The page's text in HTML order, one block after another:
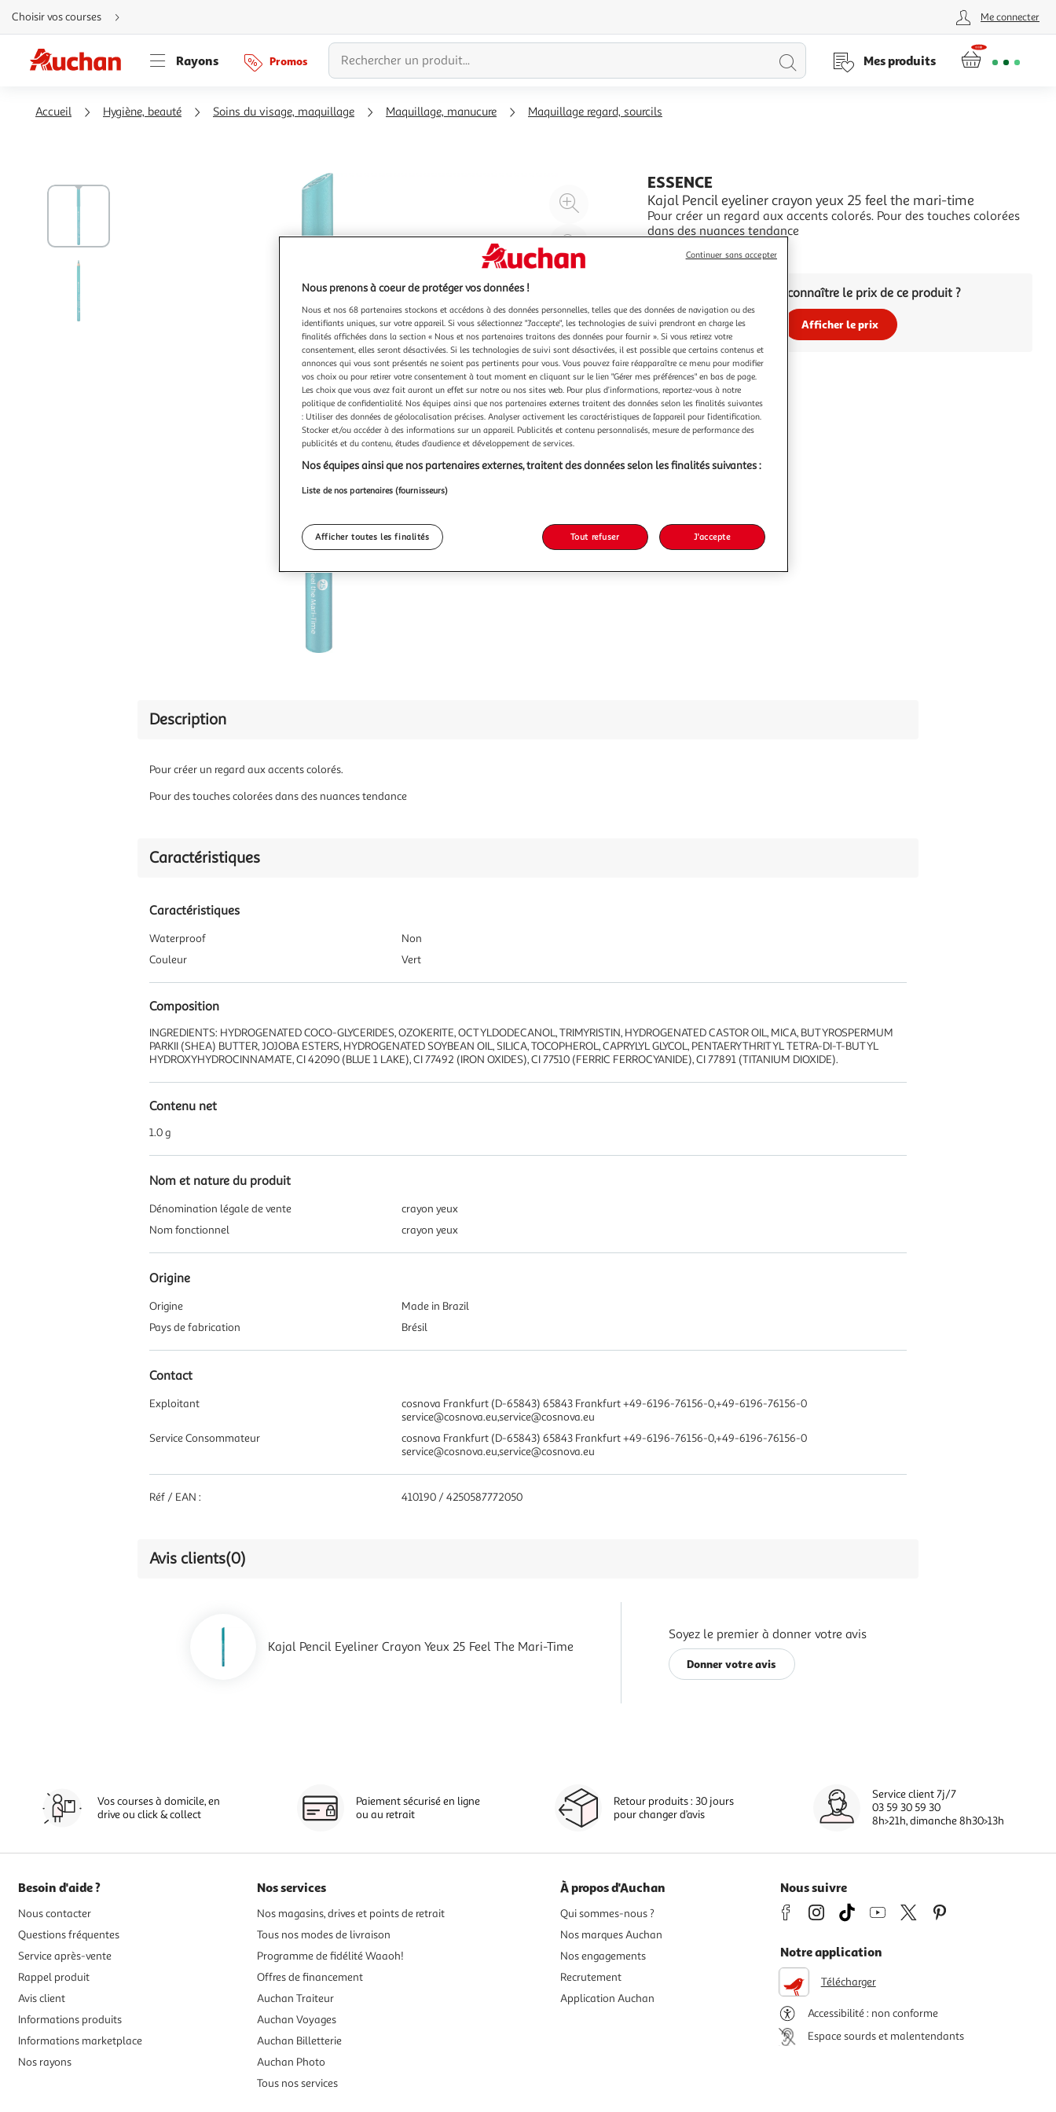
Aller
directement
au
Aller
directement
à
Aller
directement
Choisir vos courses Me connecter
Rayons Promos
Lancer
Mes produits
Accueil Hygiène, beauté Soins du visage, maquillage Maquillage, manucure Maquillage regard, sourcils
Agrandir
l'illustration
à
200%
Réduire
l'illustration
100
%
le
produit
ESSENCE
Kajal Pencil eyeliner crayon yeux 25 feel the mari-time
Pour créer un regard aux accents colorés. Pour des touches colorées
dans des nuances tendance
Vous voulez connaître le prix de ce produit ?
Afficher le prix
Description
Pour créer un regard aux accents colorés.
Pour des touches colorées dans des nuances tendance
Caractéristiques
Caractéristiques
Waterproof
Non
Couleur
Vert
Composition
INGREDIENTS: HYDROGENATED COCO-GLYCERIDES, OZOKERITE, OCTYLDODECANOL, TRIMYRISTIN, HYDROGENATED CASTOR OIL, MICA, BUTYROSPERMUM
PARKII (SHEA) BUTTER, JOJOBA ESTERS, HYDROGENATED SOYBEAN OIL, SILICA, TOCOPHEROL, CAPRYLYL GLYCOL, PENTAERYTHRITYL TETRA-DI-T-BUTYL
HYDROXYHYDROCINNAMATE, CI 42090 (BLUE 1 LAKE), CI 77492 (IRON OXIDES), CI 77510 (FERRIC FERROCYANIDE), CI 77891 (TITANIUM DIOXIDE).
Contenu net
1.0 g
Nom et nature du produit
Dénomination légale de vente
crayon yeux
Nom fonctionnel
crayon yeux
Origine
Origine
Made in Brazil
Pays de fabrication
Brésil
Contact
Exploitant
cosnova Frankfurt (D-65843) 65843 Frankfurt +49-6196-76156-0,+49-6196-76156-0
service@cosnova.eu,service@cosnova.eu
Service Consommateur
cosnova Frankfurt (D-65843) 65843 Frankfurt +49-6196-76156-0,+49-6196-76156-0
service@cosnova.eu,service@cosnova.eu
Réf / EAN : 410190 / 4250587772050
Avis clients(0)
Kajal Pencil Eyeliner Crayon Yeux 25 Feel The Mari-Time
Soyez le premier à donner votre avis
Donner votre avis
Vos courses à domicile, en
drive ou click & collect
Paiement sécurisé en ligne
ou au retrait
Retour produits : 30 jours
pour changer d’avis
Service client 7j/7
03 59 30 59 30
8h>21h, dimanche 8h30>13h
Besoin d'aide ?
Nous contacter
Questions fréquentes
Service après-vente
Rappel produit
Avis client
Informations produits
Informations marketplace
Nos rayons
Nos services
Nos magasins, drives et points de retrait
Tous nos modes de livraison
Programme de fidélité Waaoh!
Offres de financement
Auchan Traiteur
Auchan Voyages
Auchan Billetterie
Auchan Photo
Tous nos services
À propos d'Auchan
Qui sommes-nous ?
Nos marques Auchan
Nos engagements
Recrutement
Application Auchan
Nous suivre
Notre application
Télécharger
Accessibilité : non conforme
Espace sourds et malentendants
Nous prenons à coeur de protéger vos données !
Nous et nos 68 partenaires stockons et accédons à des données personnelles, telles que des données de navigation ou des
identifiants uniques, sur votre appareil. Si vous sélectionnez "J'accepte", les technologies de suivi prendront en charge les
finalités affichées dans la section « Nous et nos partenaires traitons des données pour fournir ». Si vous retirez votre
consentement, elles seront désactivées. Si les technologies de suivi sont désactivées, il est possible que certains contenus et
annonces qui vous sont présentés ne soient pas pertinents pour vous. Vous pouvez faire réapparaître ce menu pour modifier
vos choix ou pour retirer votre consentement à tout moment en cliquant sur le lien "Gérer mes préférences" en bas de page.
Les choix que vous avez fait auront un effet sur notre ou nos sites web. Pour plus d’informations, reportez-vous à notre
politique de confidentialité. Nos équipes ainsi que nos partenaires externes traitent des données selon les finalités suivantes
: Utiliser des données de géolocalisation précises. Analyser activement les caractéristiques de l’appareil pour l’identification.
Stocker et/ou accéder à des informations sur un appareil. Publicités et contenu personnalisés, mesure de performance des
publicités et du contenu, études d’audience et développement de services.
Nos équipes ainsi que nos partenaires externes, traitent des données selon les finalités suivantes :
Liste de nos partenaires (fournisseurs)
Afficher toutes les finalités Tout refuser J'accepte
Continuer sans accepter